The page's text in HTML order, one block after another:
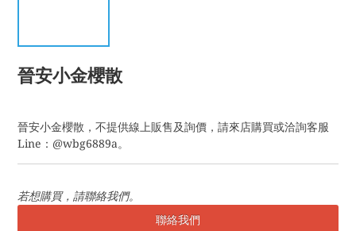
晉安小金櫻散
晉安小金櫻散，不提供線上販售及詢價，請來店購買或洽詢客服
Line：@wbg6889a。
若想購買，請聯絡我們。
聯絡我們